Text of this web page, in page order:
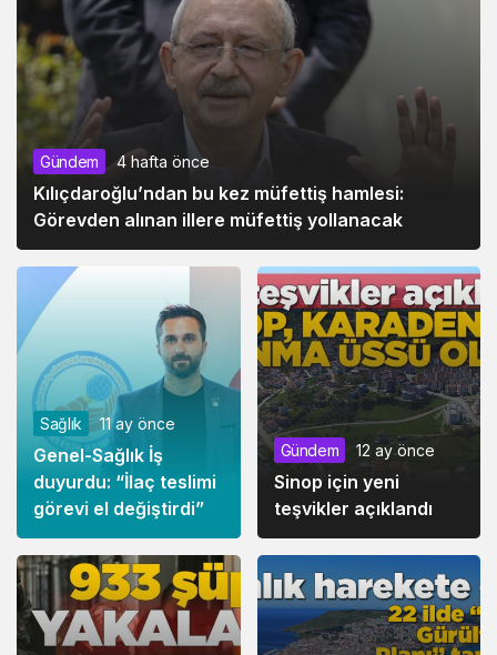
Gündem 4 hafta önce
Kılıçdaroğlu’ndan bu kez müfettiş hamlesi:
Görevden alınan illere müfettiş yollanacak
Sağlık 11 ay önce
Genel-Sağlık İş
duyurdu: “İlaç teslimi
görevi el değiştirdi”
Gündem 12 ay önce
Sinop için yeni
teşvikler açıklandı